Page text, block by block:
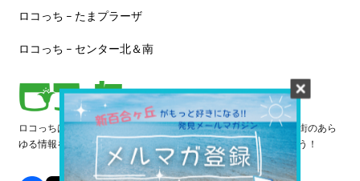
ロコっち – たまプラーザ
ロコっち – センター北＆南
ロコっちは、あなたのジモト体験を豊かにする情報サイトです。街のあら
ゆる情報を収集し、日々更新しています。早速情報を探してみよう！